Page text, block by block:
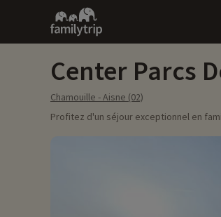
Family
trip
Center Parcs
Chamouille - Aisne (02)
Profitez d'un séjour exceptionnel en